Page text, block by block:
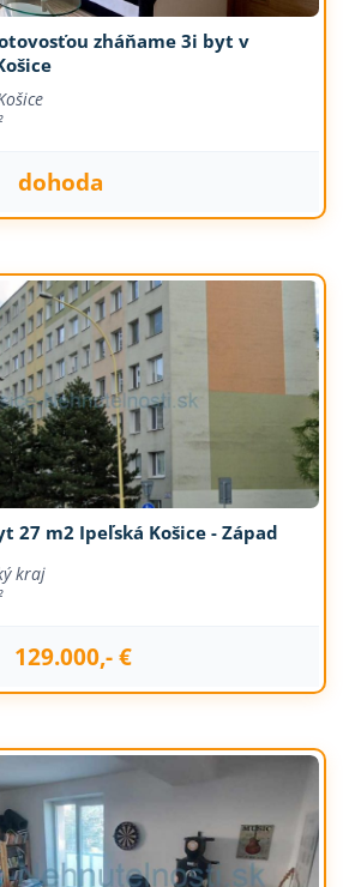
zháňame 3i byt v
dohoda
27 m2 Ipeľská Košice - Západ
kraj
129.000,- €